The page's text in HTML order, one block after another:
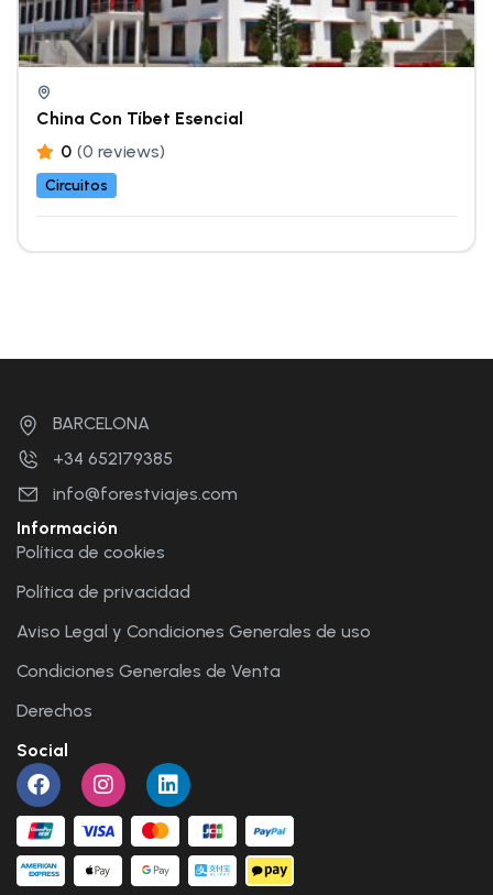
China Con Tíbet Esencial
0 (0 reviews)
Circuitos
BARCELONA
+34 652179385
info@forestviajes.com
Información
Política de cookies
Política de privacidad
Aviso Legal y Condiciones Generales de uso
Condiciones Generales de Venta
Derechos
Social